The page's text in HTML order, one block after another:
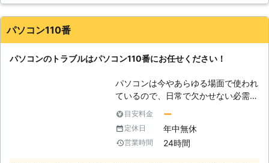
ひお気軽にご連絡ください。
パソコン110番
パソコンのトラブルはパソコン110番にお任せください！
パソコンは今やあらゆる場面で使われ
ているので、日常で欠かせない必需品
です。しかし、パソコンの寿命は無限
ではありません。 パソコンには様々
なトラブルが発生する可能性がありま
す。 そんなパソコントラブルの一例
目安料金 ー
定休日 年中無休
営業時間 24時間